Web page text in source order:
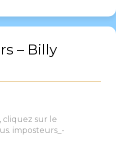
– Billy
cliquez sur le
imposteurs_-